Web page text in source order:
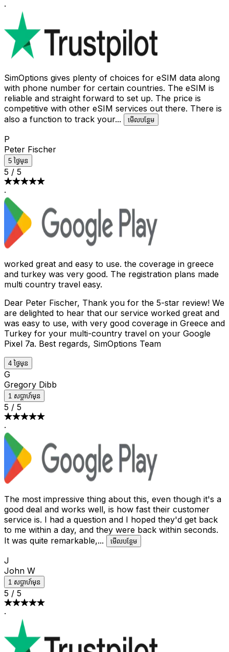
·
SimOptions gives plenty of choices for eSIM data along
with phone number for certain countries. The eSIM is
reliable and straight forward to set up. The price is
competitive with other eSIM services out there. There is
also a function to track your... មើល​បន្ថែម
P
Peter Fischer
5 ថ្ងៃមុន
5 / 5
·
worked great and easy to use. the coverage in greece
and turkey was very good. The registration plans made
multi country travel easy.
Dear Peter Fischer, Thank you for the 5-star review! We
are delighted to hear that our service worked great and
was easy to use, with very good coverage in Greece and
Turkey for your multi-country travel on your Google
Pixel 7a. Best regards, SimOptions Team
4 ថ្ងៃមុន
G
Gregory Dibb
1 សប្តាហ៍មុន
5 / 5
·
The most impressive thing about this, even though it's a
good deal and works well, is how fast their customer
service is. I had a question and I hoped they'd get back
to me within a day, and they were back within seconds.
It was quite remarkable,... មើល​បន្ថែម
J
John W
1 សប្តាហ៍មុន
5 / 5
·